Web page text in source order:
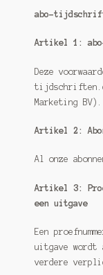
abo-
Artikel 1:
Deze
Marketing BV).
Artikel 2:
Al onze
Artikel 3:
een uitgave
Een
uitgave wordt
verdere